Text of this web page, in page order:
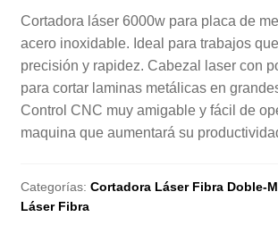
Cortadora láser 6000w para placa de
acero inoxidable. Ideal para trabajos
precisión y rapidez. Cabezal laser con
para cortar laminas metálicas en
Control CNC muy amigable y fácil de
maquina que aumentará su
Categorías: Cortadora Láser Fibra Doble-
Láser Fibra